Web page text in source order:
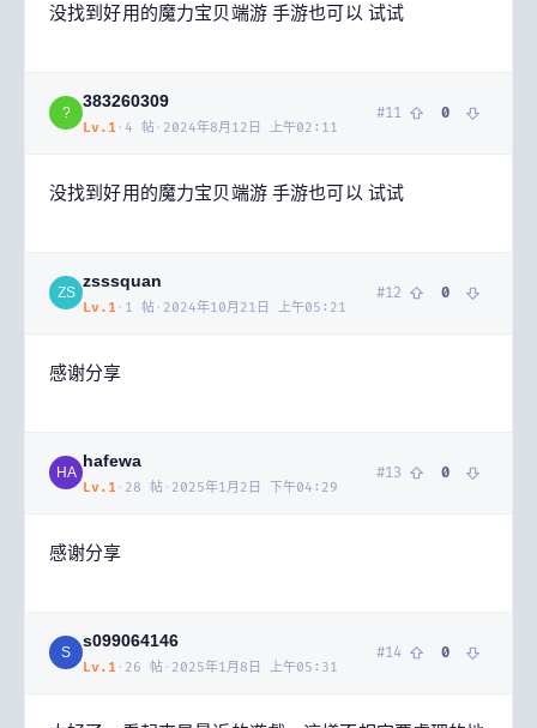
没找到好用的魔力宝贝端游 手游也可以 试试
?
383260309
Lv. 1 · 4 帖 · 2024年8月12日 上午02:11
#11 0
没找到好用的魔力宝贝端游 手游也可以 试试
ZS
zsssquan
Lv. 1 · 1 帖 · 2024年10月21日 上午05:21
#12 0
感谢分享
HA
hafewa
Lv. 1 · 28 帖 · 2025年1月2日 下午04:29
#13 0
感谢分享
S
s099064146
Lv. 1 · 26 帖 · 2025年1月8日 上午05:31
#14 0